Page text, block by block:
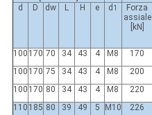
d D dw L H e d 1
Forza
assiale
[kN]
100 170 70 34 43 4 M8 170
100 170 75 34 43 4 M8 200
100 170 80 34 43 4 M8 220
110 185 80 39 49 5 M10 226